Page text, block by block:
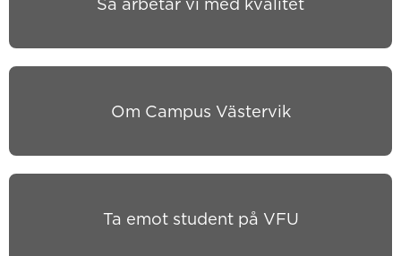
Om Campus Västervik
Ta emot student på VFU